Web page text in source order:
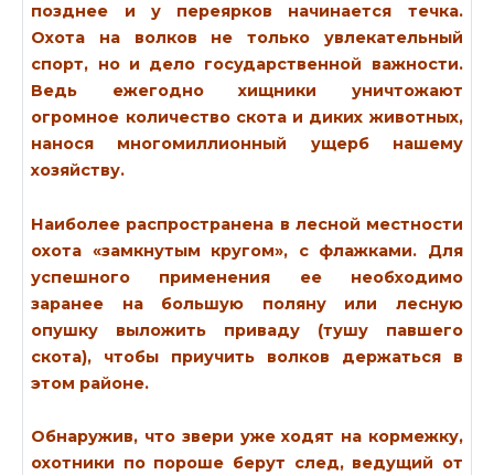
позднее и у переярков начинается течка.
Охота на волков не только увлекательный
спорт, но и дело государственной важности.
Ведь ежегодно хищники уничтожают
огромное количество скота и диких животных,
нанося многомиллионный ущерб нашему
хозяйству.
Наиболее распространена в лесной местности
охота «замкнутым кругом», с флажками. Для
успешного применения ее необходимо
заранее на большую поляну или лесную
опушку выложить приваду (тушу павшего
скота), чтобы приучить волков держаться в
этом районе.
Обнаружив, что звери уже ходят на кормежку,
охотники по пороше берут след, ведущий от